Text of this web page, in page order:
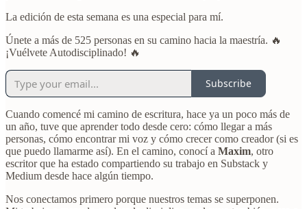
La edición de esta semana es una especial para mí.
Únete a más de 525 personas en su camino hacia la maestría. 🔥
¡Vuélvete Autodisciplinado! 🔥
Subscribe
Cuando comencé mi camino de escritura, hace ya un poco más de
un año, tuve que aprender todo desde cero: cómo llegar a más
personas, cómo encontrar mi voz y cómo crecer como creador (si es
que puedo llamarme así). En el camino, conocí a Maxim, otro
escritor que ha estado compartiendo su trabajo en Substack y
Medium desde hace algún tiempo.
Nos conectamos primero porque nuestros temas se superponen.